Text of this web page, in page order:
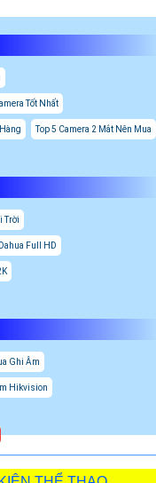
Tốt Nhất
Top 5 Camera 2 Mắt Nên Mua
Trời
Full HD
Ghi Âm
Hikvision